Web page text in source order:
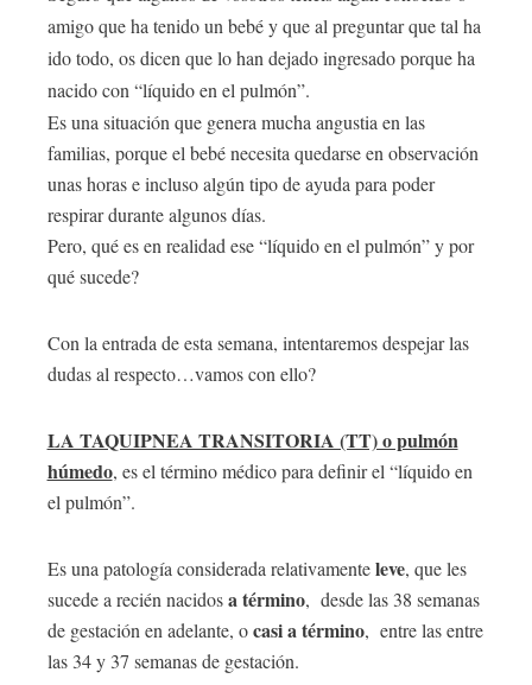
amigo que ha tenido un bebé y que al preguntar que tal ha
ido todo, os dicen que lo han dejado ingresado porque ha
nacido con “líquido en el pulmón”.
Es una situación que genera mucha angustia en las
familias, porque el bebé necesita quedarse en observación
unas horas e incluso algún tipo de ayuda para poder
respirar durante algunos días.
Pero, qué es en realidad ese “líquido en el pulmón” y por
qué sucede?
Con la entrada de esta semana, intentaremos despejar las
dudas al respecto…vamos con ello?
LA TAQUIPNEA TRANSITORIA (TT) o pulmón
húmedo, es el término médico para definir el “líquido en
el pulmón”.
Es una patología considerada relativamenteleve, que les
sucede a recién nacidosa término, desde las 38 semanas
de gestación en adelante, ocasi a término, entre las entre
las 34 y 37 semanas de gestación.